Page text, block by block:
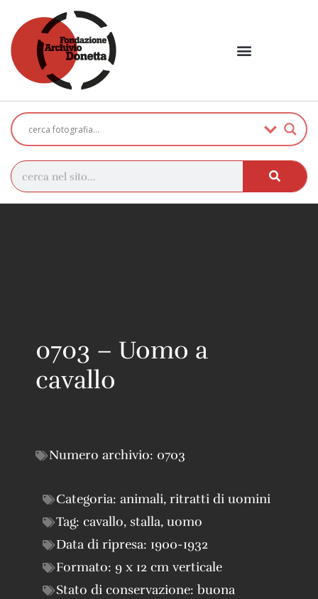
0703 – Uomo a
cavallo
Numero archivio: 0703
Categoria: animali, ritratti di uomini
Tag: cavallo, stalla, uomo
Data di ripresa: 1900-1932
Formato: 9 x 12 cm verticale
Stato di conservazione: buona